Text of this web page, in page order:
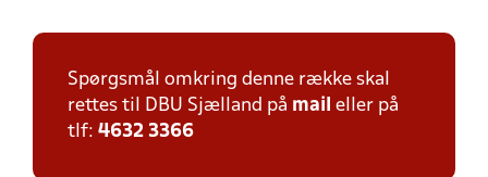
Spørgsmål omkring denne række skal
rettes til DBU Sjælland på mail eller på
tlf: 4632 3366